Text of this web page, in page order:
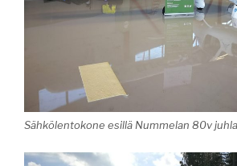
Sähkölentokone esillä Nummelan 80v